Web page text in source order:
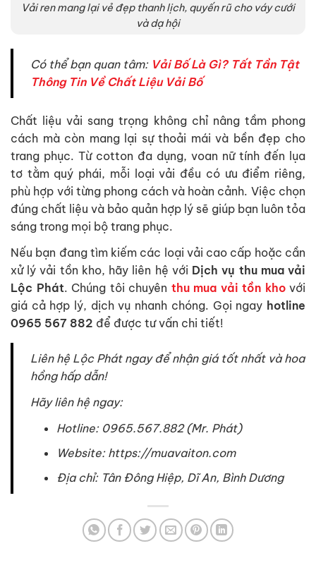
Vải ren mang lại vẻ đẹp thanh lịch, quyến rũ cho váy cưới
và dạ hội
Có thể bạn quan tâm: Vải Bố Là Gì? Tất Tần Tật
Thông Tin Về Chất Liệu Vải Bố
Chất liệu vải sang trọng không chỉ nâng tầm phong
cách mà còn mang lại sự thoải mái và bền đẹp cho
trang phục. Từ cotton đa dụng, voan nữ tính đến lụa
tơ tằm quý phái, mỗi loại vải đều có ưu điểm riêng,
phù hợp với từng phong cách và hoàn cảnh. Việc chọn
đúng chất liệu và bảo quản hợp lý sẽ giúp bạn luôn tỏa
sáng trong mọi bộ trang phục.
Nếu bạn đang tìm kiếm các loại vải cao cấp hoặc cần
xử lý vải tồn kho, hãy liên hệ với Dịch vụ thu mua vải
Lộc Phát. Chúng tôi chuyên thu mua vải tồn khovới
giá cả hợp lý, dịch vụ nhanh chóng. Gọi ngay hotline
0965 567 882 để được tư vấn chi tiết!
Liên hệ Lộc Phát ngay để nhận giá tốt nhất và hoa
hồng hấp dẫn!
Hãy liên hệ ngay:
Hotline: 0965.567.882 (Mr. Phát)
Website: https://muavaiton.com
Địa chỉ: Tân Đông Hiệp, Dĩ An, Bình Dương